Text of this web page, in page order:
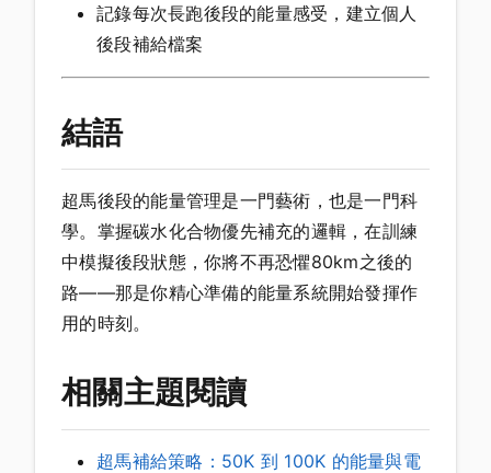
記錄每次長跑後段的能量感受，建立個人
後段補給檔案
結語
超馬後段的能量管理是一門藝術，也是一門科
學。掌握碳水化合物優先補充的邏輯，在訓練
中模擬後段狀態，你將不再恐懼80km之後的
路——那是你精心準備的能量系統開始發揮作
用的時刻。
相關主題閱讀
超馬補給策略：50K 到 100K 的能量與電